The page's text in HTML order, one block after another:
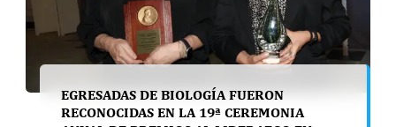
EGRESADAS DE BIOLOGÍA FUERON
RECONOCIDAS EN LA 19ª CEREMONIA